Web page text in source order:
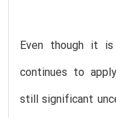
Even though it
continues to
still significant